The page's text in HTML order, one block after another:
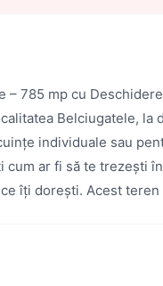
– 785 mp cu
Belciugatele, la
individuale sau
cum ar fi să te trezești
îți dorești. Acest teren